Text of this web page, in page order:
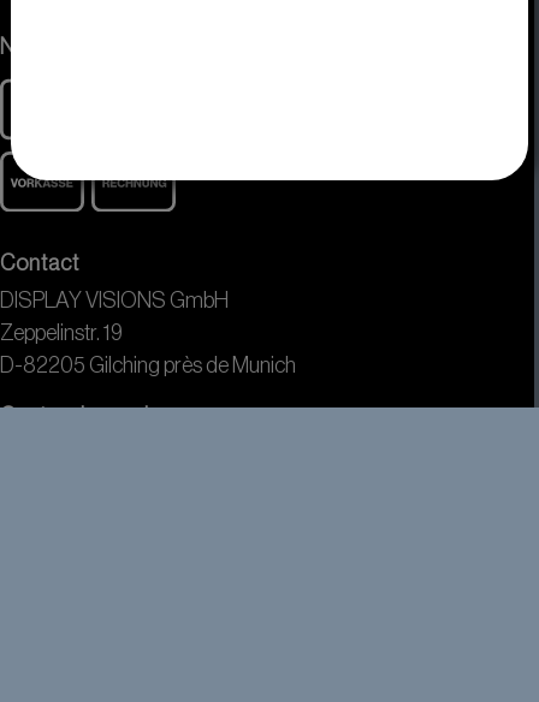
Nous acceptons
Contact
DISPLAY VISIONS GmbH
Zeppelinstr. 19
D-82205 Gilching près de Munich